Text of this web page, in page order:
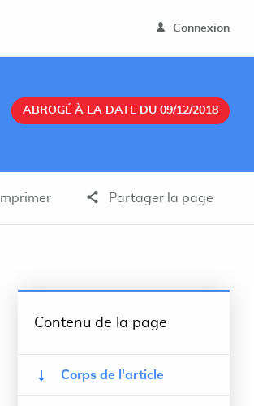
Connexion
ABROGÉ À LA DATE DU 09/12/2018
Imprimer Partager la page
Contenu de la page
Corps de l'article